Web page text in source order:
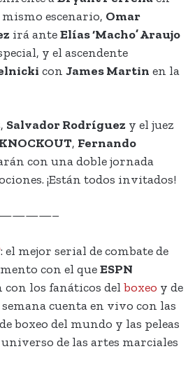
mismo escenario, Omar
irá anteElías ‘Macho’ Araujo
y el ascendente
con James Martin en la
, Salvador Rodríguez y el juez
, Fernando
con una doble jornada
¡Están todos invitados!
: el mejor serial de combate de
con el queESPN
los fanáticos del boxeo y de
cuenta en vivo con las
boxeo del mundo y las peleas
universo de las artes marciales